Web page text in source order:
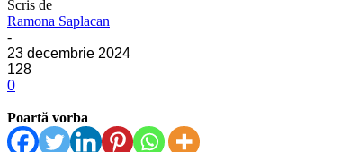
Scris de
Ramona Saplacan
-
23 decembrie 2024
128
0
Poartă vorba